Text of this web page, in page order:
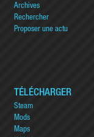
Archives
Rechercher
Proposer une actu
TÉLÉCHARGER
Steam
Mods
Maps